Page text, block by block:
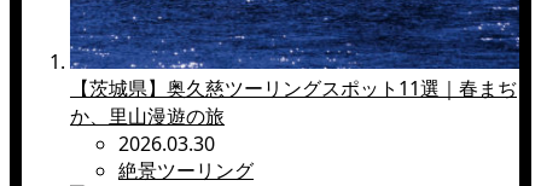
【茨城県】奥久慈ツーリングスポット11選｜春まぢ
か、里山漫遊の旅
2026.03.30
絶景ツーリング